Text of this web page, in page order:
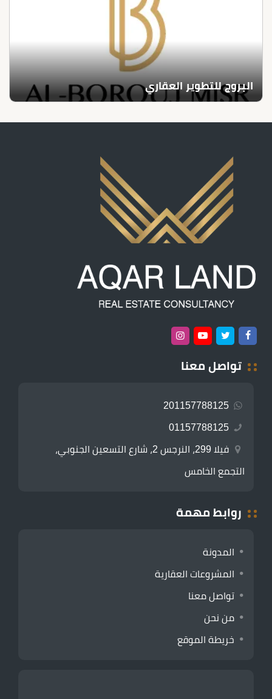
البروج للتطوير العقاري
تواصل معنا
201157788125
01157788125
فيلا 299، النرجس 2، شارع التسعين الجنوبي،
التجمع الخامس
روابط مهمة
المدونة
المشروعات العقارية
تواصل معنا
من نحن
خريطة الموقع